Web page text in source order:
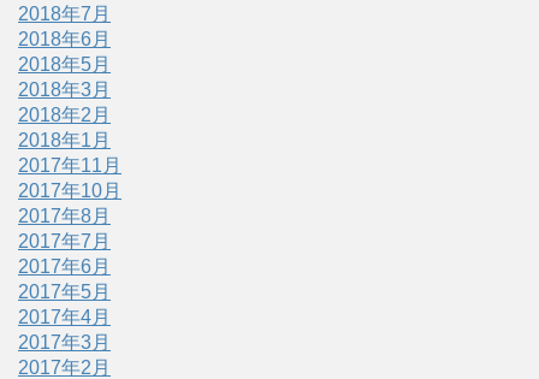
2018年7月
2018年6月
2018年5月
2018年3月
2018年2月
2018年1月
2017年11月
2017年10月
2017年8月
2017年7月
2017年6月
2017年5月
2017年4月
2017年3月
2017年2月